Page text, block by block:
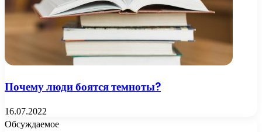
Почему люди боятся темноты?
16.07.2022
Обсуждаемое